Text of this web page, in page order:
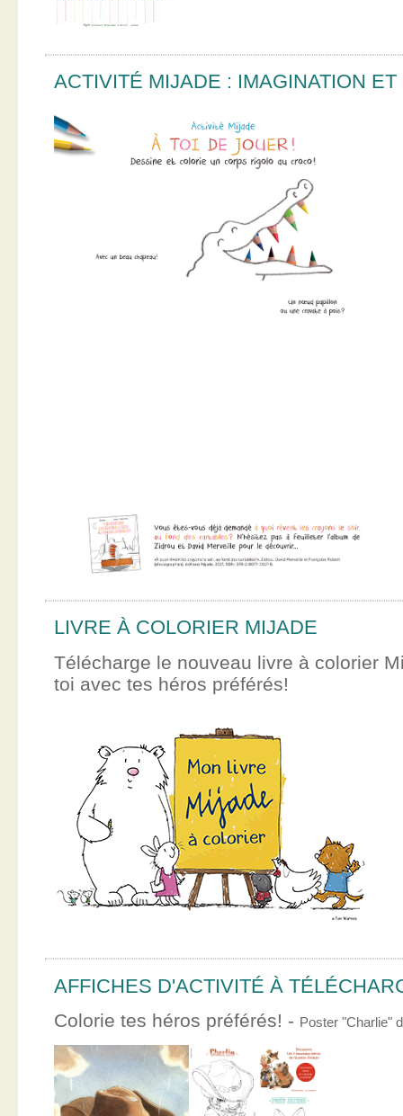
ACTIVITÉ MIJADE : IMAGINATION
LIVRE À COLORIER MIJADE
Télécharge le nouveau livre à colorier
toi avec tes héros préférés!
AFFICHES D'ACTIVITÉ À
Colorie tes héros préférés! - Poster "Charlie"